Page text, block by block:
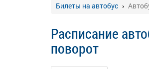
Билеты на автобус
Расписание
поворот